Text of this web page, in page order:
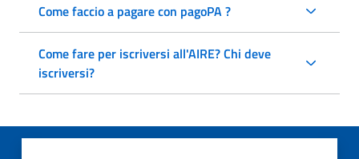
Come faccio a pagare con pagoPA ?
Come fare per iscriversi all'AIRE? Chi deve
iscriversi?